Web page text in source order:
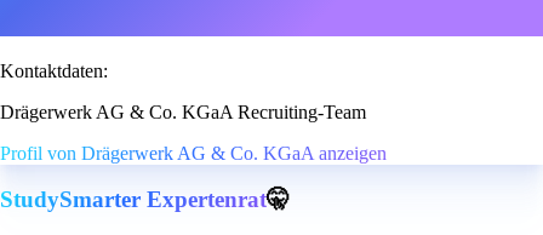
Kontaktdaten:
Drägerwerk AG & Co. KGaA Recruiting-Team
Profil von Drägerwerk AG & Co. KGaA anzeigen
StudySmarter Expertenrat🤫